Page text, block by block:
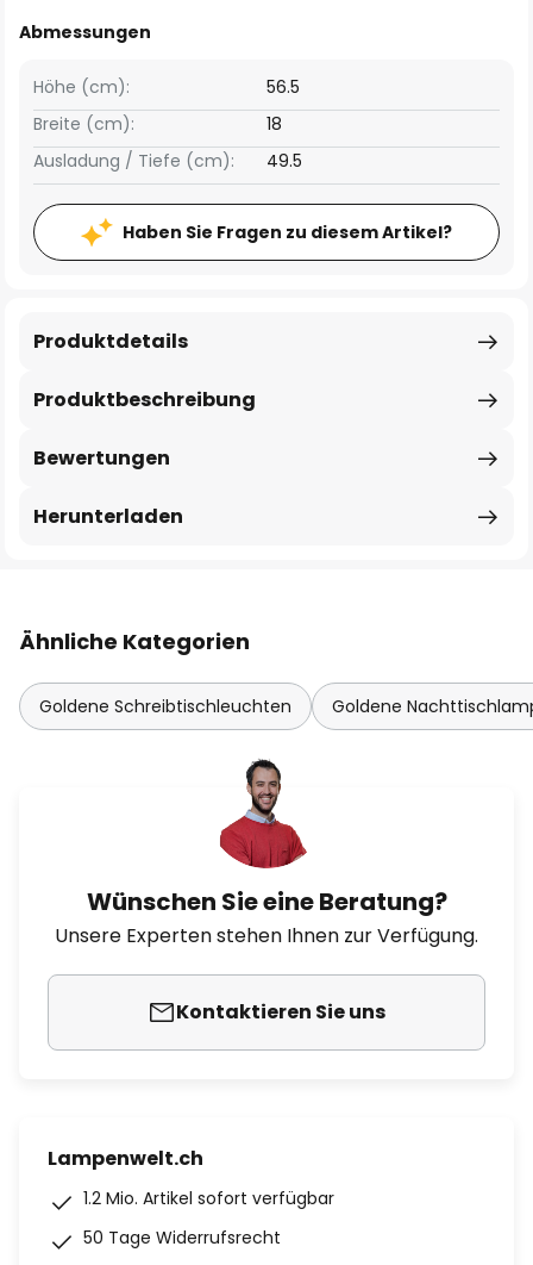
Abmessungen
Breite (cm): 18
Höhe (cm): 56.5
Ausladung / Tiefe (cm): 49.5
Haben Sie Fragen zu diesem Artikel?
Produktbeschreibung
Produktdetails
Bewertungen
Herunterladen
Ähnliche Kategorien
Goldene Schreibtischleuchten Goldene
Wünschen Sie eine Beratung?
Unsere Experten stehen Ihnen zur Verfügung.
Kontaktieren Sie uns
Lampenwelt.ch
1.2 Mio. Artikel sofort verfügbar
50 Tage Widerrufsrecht